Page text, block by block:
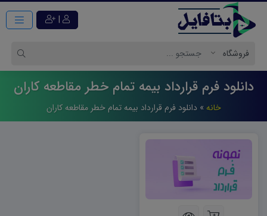
|
دانلود فرم قرارداد بيمه تمام خطر مقاطعه كاران
خانه »دانلود فرم قرارداد بيمه تمام خطر مقاطعه كاران